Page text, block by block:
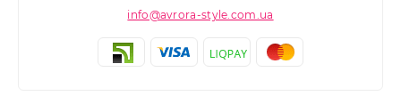
info@avrora-style.com.ua